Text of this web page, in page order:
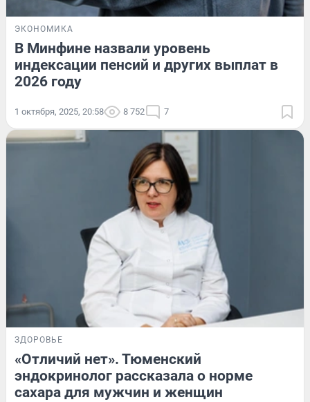
ЭКОНОМИКА
В Минфине назвали уровень
индексации пенсий и других выплат в
2026 году
1 октября, 2025, 20:58 8 752 7
ЗДОРОВЬЕ
«Отличий нет». Тюменский
эндокринолог рассказала о норме
сахара для мужчин и женщин